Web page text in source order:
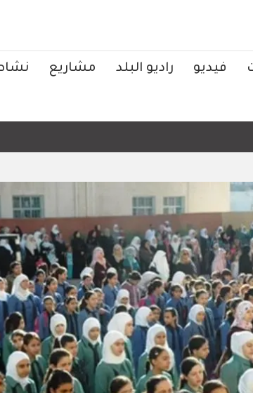
فيديو راديو البلد مشاريع